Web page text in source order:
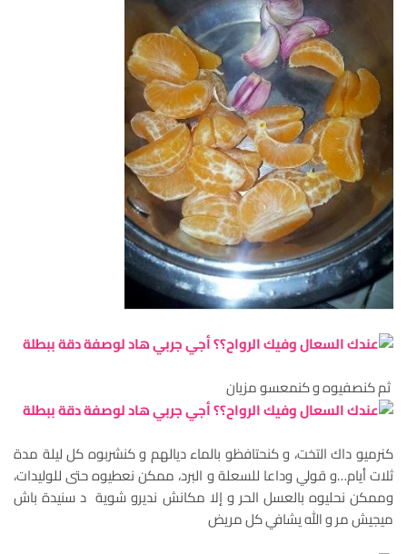
ثم كنصفيوه و كنمعسو مزيان
كنرميو داك التخت، و كنحتافظو بالماء ديالهم و كنشربوه كل ليلة مدة
ثلات أيام…و قولي وداعا للسعلة و البرد، ممكن نعطيوه حتى للوليدات،
وممكن نحليوه بالعسل الحر و إلا مكانش نديرو شوية د سنيدة باش
ميجيش مر و الله يشافي كل مريض